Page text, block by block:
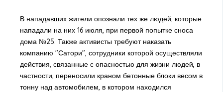
В нападавших жители опознали тех же людей, которые
нападали на них 16 июля, при первой попытке сноса
дома №25. Также активисты требуют наказать
компанию "Сатори", сотрудники которой осуществляли
действия, связанные с опасностью для жизни людей, в
частности, переносили краном бетонные блоки весом в
тонну над автомобилем, в котором находился